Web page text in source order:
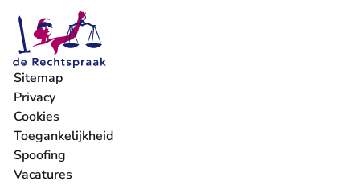
Sitemap
Privacy
Cookies
Toegankelijkheid
Spoofing
Vacatures